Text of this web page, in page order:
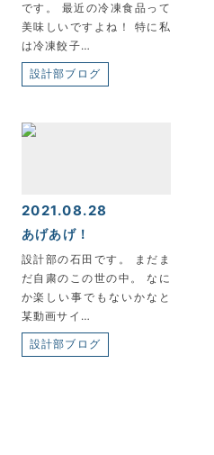
です。 最近の冷凍食品って
美味しいですよね！ 特に私
は冷凍餃子…
設計部ブログ
2021.08.28
あげあげ！
設計部の石田です。 まだま
だ自粛のこの世の中。 なに
か楽しい事でもないかなと
某動画サイ…
設計部ブログ